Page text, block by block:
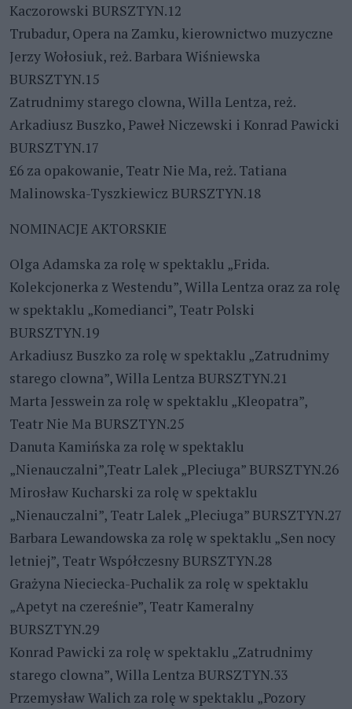
Kaczorowski BURSZTYN.12
Trubadur, Opera na Zamku, kierownictwo muzyczne
Jerzy Wołosiuk, reż. Barbara Wiśniewska
BURSZTYN.15
Zatrudnimy starego clowna, Willa Lentza, reż.
Arkadiusz Buszko, Paweł Niczewski i Konrad Pawicki
BURSZTYN.17
£6 za opakowanie, Teatr Nie Ma, reż. Tatiana
Malinowska-Tyszkiewicz BURSZTYN.18
NOMINACJE AKTORSKIE
Olga Adamska za rolę w spektaklu „Frida.
Kolekcjonerka z Westendu”, Willa Lentza oraz za rolę
w spektaklu „Komedianci”, Teatr Polski
BURSZTYN.19
Arkadiusz Buszko za rolę w spektaklu „Zatrudnimy
starego clowna”, Willa Lentza BURSZTYN.21
Marta Jesswein za rolę w spektaklu „Kleopatra”,
Teatr Nie Ma BURSZTYN.25
Danuta Kamińska za rolę w spektaklu
„Nienauczalni”,Teatr Lalek „Pleciuga” BURSZTYN.26
Mirosław Kucharski za rolę w spektaklu
„Nienauczalni”, Teatr Lalek „Pleciuga” BURSZTYN.27
Barbara Lewandowska za rolę w spektaklu „Sen nocy
letniej”, Teatr Współczesny BURSZTYN.28
Grażyna Nieciecka-Puchalik za rolę w spektaklu
„Apetyt na czereśnie”, Teatr Kameralny
BURSZTYN.29
Konrad Pawicki za rolę w spektaklu „Zatrudnimy
starego clowna”, Willa Lentza BURSZTYN.33
Przemysław Walich za rolę w spektaklu „Pozory